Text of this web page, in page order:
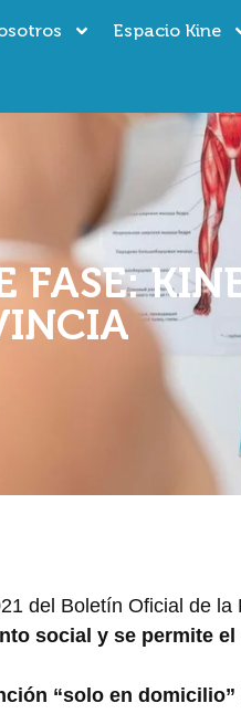
Espacio Kine
FASE:
del Boletín Oficial de
social y se permite
“solo en domicilio”